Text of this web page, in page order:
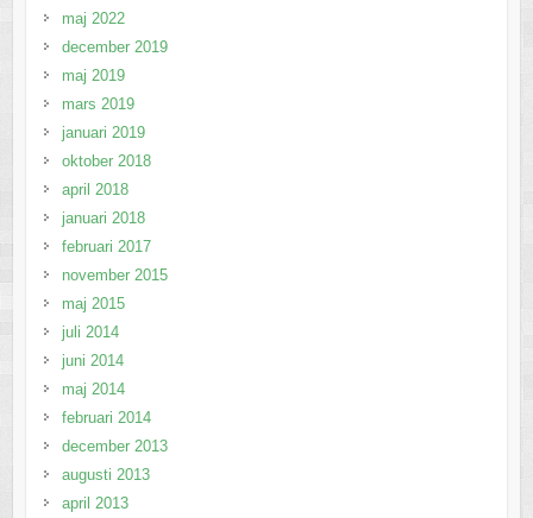
maj 2022
december 2019
maj 2019
mars 2019
januari 2019
oktober 2018
april 2018
januari 2018
februari 2017
november 2015
maj 2015
juli 2014
juni 2014
maj 2014
februari 2014
december 2013
augusti 2013
april 2013